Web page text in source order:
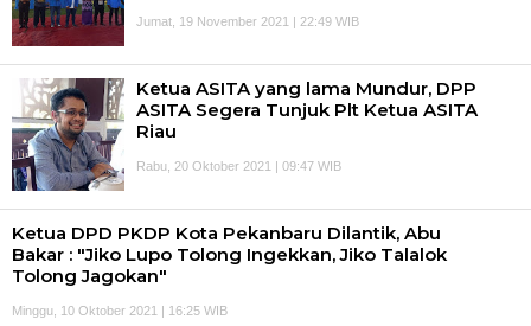
Jumat, 19 November 2021 | 22:49 WIB
Ketua ASITA yang lama Mundur, DPP
ASITA Segera Tunjuk Plt Ketua ASITA
Riau
Rabu, 20 Oktober 2021 | 09:47 WIB
Ketua DPD PKDP Kota Pekanbaru Dilantik, Abu
Bakar : "Jiko Lupo Tolong Ingekkan, Jiko Talalok
Tolong Jagokan"
Minggu, 10 Oktober 2021 | 16:25 WIB